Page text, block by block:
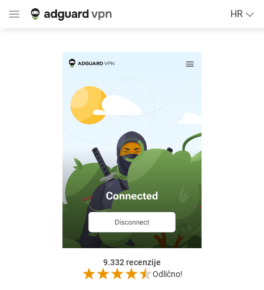
HR
9.332recenzije
Odlično!